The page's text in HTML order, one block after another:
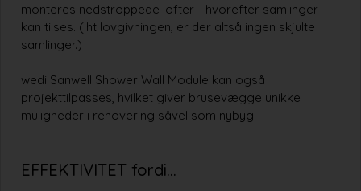
monteres nedstroppede lofter - hvorefter samlinger
kan tilses. (Iht lovgivningen, er der altså ingen skjulte
samlinger.)
wedi Sanwell Shower Wall Module kan også
projekttilpasses, hvilket giver brusevægge unikke
muligheder i renovering såvel som nybyg.
EFFEKTIVITET fordi…